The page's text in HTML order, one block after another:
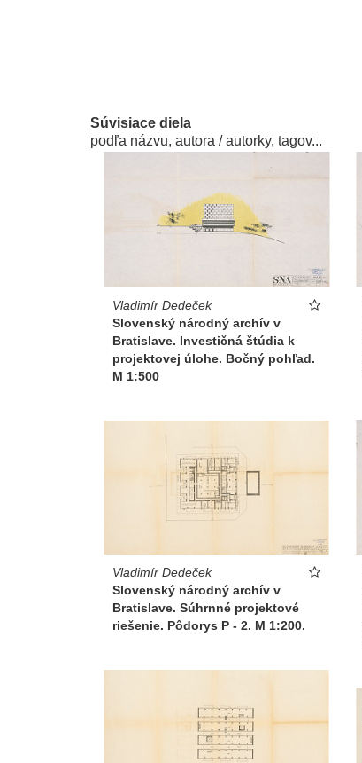
Súvisiace diela
podľa názvu, autora / autorky, tagov...
Vladimír Dedeček
Slovenský národný archív v
Bratislave. Investičná štúdia k
projektovej úlohe. Bočný pohľad.
M 1:500
Vladimír Dedeček
Slovenský národný archív v
Bratislave. Súhrnné projektové
riešenie. Pôdorys P - 2. M 1:200.